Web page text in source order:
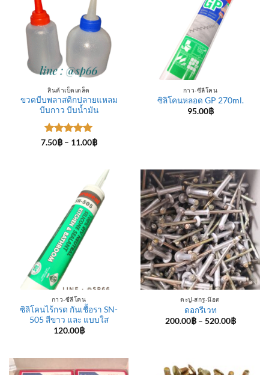
สินค้าเบ็ดเตล็ด
ขวดบีบพลาสติกปลายแหลม
บีบกาว บีบน้ำมัน
ให้คะแนน
7.50฿ – 11.00฿Price
11.00฿
กาว-ซีลีโคน
ซิลิโคนหลอด GP 270ml.
95.00฿
กาว-ซีลีโคน
ซิลิโคนไร้กรด กันเชื้อรา SN-
505 สีขาว และ แบบใส
120.00฿
ตะปู-สกรู-น๊อต
ดอกรีเวท
200.00฿ – 520.00฿Price